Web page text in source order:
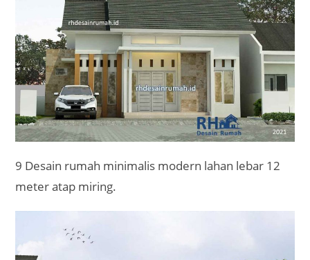
9 Desain rumah minimalis modern lahan lebar 12
meter atap miring.